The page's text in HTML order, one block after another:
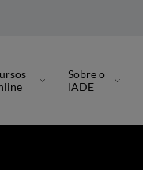
Sobre o
IADE